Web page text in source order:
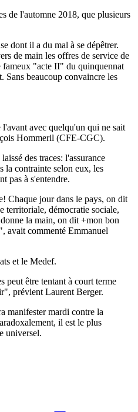
de l'automne 2018, que plusieurs
dont il a du mal à se dépêtrer.
de main les offres de service de
"acte II" du quinquennat
Sans beaucoup convaincre les
avec quelqu'un qui ne sait
Hommeril (CFE-CGC).
des traces: l'assurance
la contrainte selon eux, les
pas à s'entendre.
Chaque jour dans le pays, on dit
territoriale, démocratie sociale,
la main, on dit +mon bon
avait commenté Emmanuel
et le Medef.
peut être tentant à court terme
prévient Laurent Berger.
manifester mardi contre la
il est le plus
universel.